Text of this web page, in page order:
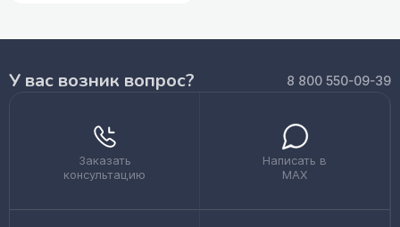
У вас возник вопрос? 8 800 550-09-39
Заказать
консультацию
Написать в
MAX